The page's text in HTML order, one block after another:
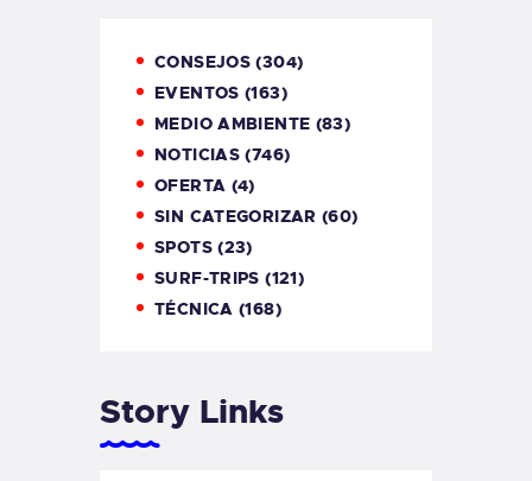
CONSEJOS (304)
EVENTOS (163)
MEDIO AMBIENTE (83)
NOTICIAS (746)
OFERTA (4)
SIN CATEGORIZAR (60)
SPOTS(23)
SURF-TRIPS (121)
TÉCNICA (168)
Story Links